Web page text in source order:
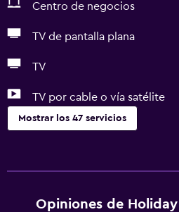
Centro de negocios
TV de pantalla plana
TV
TV por cable o vía satélite
Mostrar los 47 servicios
Salas de conferencia
Cajero automático/banco
Opiniones de